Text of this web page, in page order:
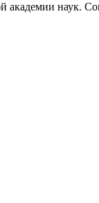
академии наук.